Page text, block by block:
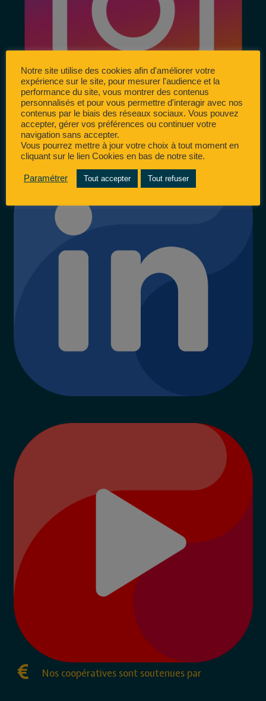
Nos coopératives sont soutenues par
Notre site utilise des cookies afin d'améliorer votre
expérience sur le site, pour mesurer l'audience et la
performance du site, vous montrer des contenus
personnalisés et pour vous permettre d'interagir avec nos
contenus par le biais des réseaux sociaux. Vous pouvez
accepter, gérer vos préférences ou continuer votre
navigation sans accepter.
Vous pourrez mettre à jour votre choix à tout moment en
cliquant sur le lien Cookies en bas de notre site.
Paramétrer Tout accepter Tout refuser